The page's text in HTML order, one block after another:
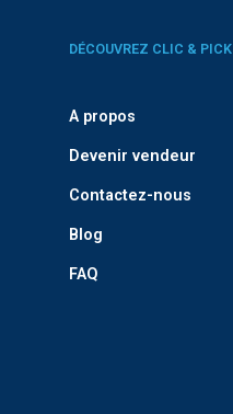
DÉCOUVREZ CLIC & PICK
A propos
Devenir vendeur
Contactez-nous
Blog
FAQ